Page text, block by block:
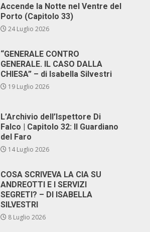
Accende la Notte nel Ventre del
Porto (Capitolo 33)
24 Luglio 2026
“GENERALE CONTRO
GENERALE. IL CASO DALLA
CHIESA” – di Isabella Silvestri
19 Luglio 2026
L’Archivio dell’Ispettore Di
Falco | Capitolo 32: Il Guardiano
del Faro
14 Luglio 2026
COSA SCRIVEVA LA CIA SU
ANDREOTTI E I SERVIZI
SEGRETI? – DI ISABELLA
SILVESTRI
8 Luglio 2026